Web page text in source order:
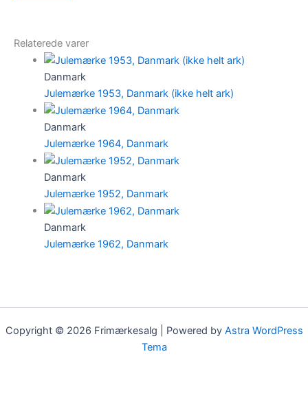
Relaterede varer
Danmark
Julemærke 1953, Danmark (ikke helt ark)
Danmark
Julemærke 1964, Danmark
Danmark
Julemærke 1952, Danmark
Danmark
Julemærke 1962, Danmark
Copyright © 2026 Frimærkesalg | Powered by Astra WordPress
Tema